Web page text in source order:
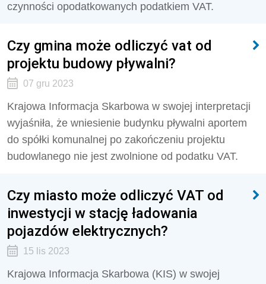
czynności opodatkowanych podatkiem VAT.
Czy gmina może odliczyć vat od
projektu budowy pływalni?
07 gru 2023
Krajowa Informacja Skarbowa w swojej interpretacji
wyjaśniła, że wniesienie budynku pływalni aportem
do spółki komunalnej po zakończeniu projektu
budowlanego nie jest zwolnione od podatku VAT.
Czy miasto może odliczyć VAT od
inwestycji w stację ładowania
pojazdów elektrycznych?
15 lis 2023
Krajowa Informacja Skarbowa (KIS) w swojej